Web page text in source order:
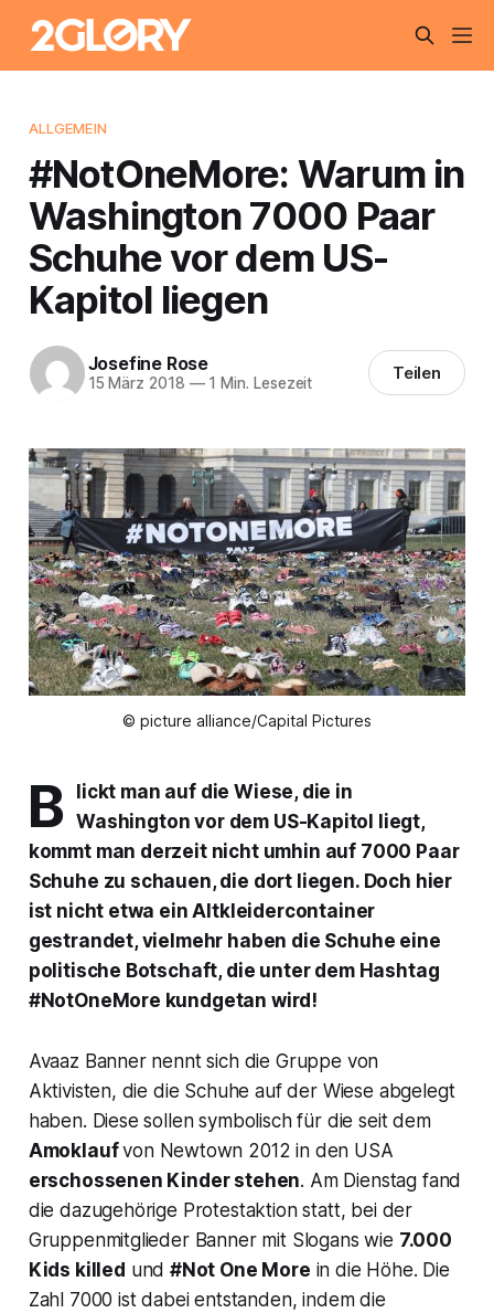
ALLGEMEIN
#NotOneMore: Warum in
Washington 7000 Paar
Schuhe vor dem US-
Kapitol liegen
Josefine Rose
15 März 2018 —1 Min. Lesezeit Teilen
© picture alliance/Capital Pictures
B
lickt man auf die Wiese, die in
Washington vor dem US-Kapitol liegt,
kommt man derzeit nicht umhin auf 7000 Paar
Schuhe zu schauen, die dort liegen. Doch hier
ist nicht etwa ein Altkleidercontainer
gestrandet, vielmehr haben die Schuhe eine
politische Botschaft, die unter dem Hashtag
#NotOneMore kundgetan wird!
Avaaz Banner nennt sich die Gruppe von
Aktivisten, die die Schuhe auf der Wiese abgelegt
haben. Diese sollen symbolisch für die seit dem
Amoklaufvon Newtown 2012 in den USA
erschossenen Kinder stehen. Am Dienstag fand
die dazugehörige Protestaktion statt, bei der
Gruppenmitglieder Banner mit Slogans wie 7.000
Kids killed und #Not One More in die Höhe. Die
Zahl 7000 ist dabei entstanden, indem die